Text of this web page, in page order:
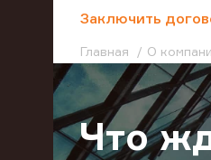
Заключить
Главная О
Что